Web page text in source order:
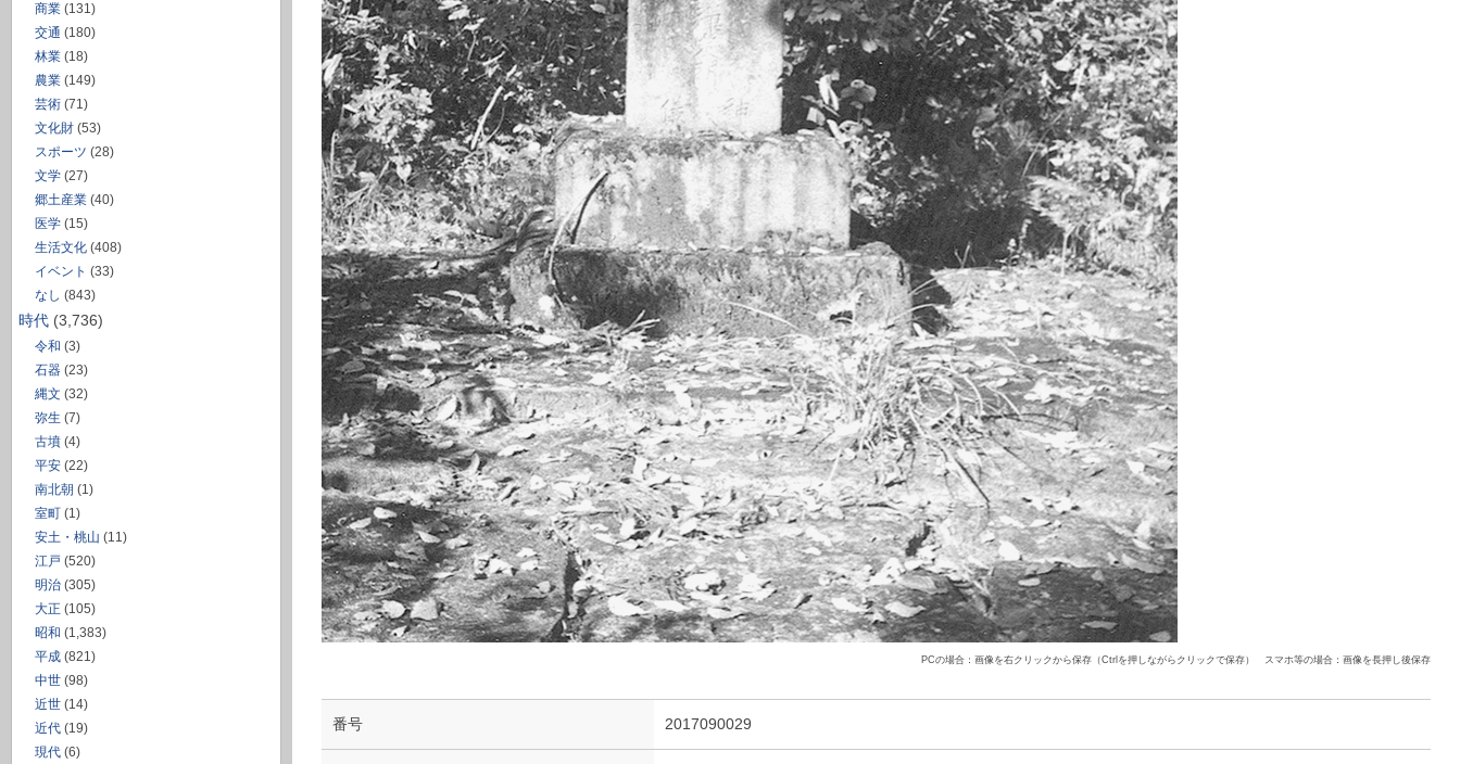
商業 (131)
交通 (180)
林業 (18)
農業 (149)
芸術 (71)
文化財 (53)
スポーツ (28)
文学 (27)
郷土産業 (40)
医学 (15)
生活文化 (408)
イベント (33)
なし (843)
時代 (3,736)
令和 (3)
石器 (23)
縄文 (32)
弥生 (7)
古墳 (4)
平安 (22)
南北朝 (1)
室町 (1)
安土・桃山 (11)
江戸 (520)
明治 (305)
大正 (105)
昭和 (1,383)
平成 (821)
中世 (98)
近世 (14)
近代 (19)
現代 (6)
PCの場合：画像を右クリックから保存（Ctrlを押しながらクリックで保存） スマホ等の場合：画像を長押し後保存
番号 2017090029